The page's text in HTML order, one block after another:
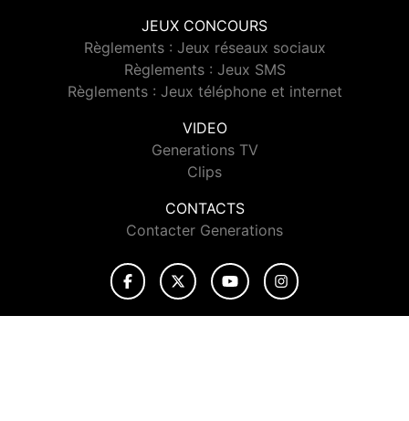
JEUX CONCOURS
Règlements : Jeux réseaux sociaux
Règlements : Jeux SMS
Règlements : Jeux téléphone et internet
VIDEO
Generations TV
Clips
CONTACTS
Contacter Generations